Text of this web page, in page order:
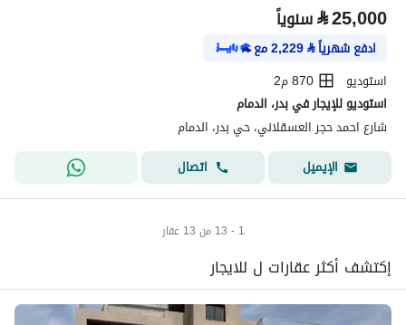
⃁25,000 سنوياً
ادفع شهرياً⃁
2,229مع
استوديو
870 م2
استوديو للإيجار في بدر، الدمام
شارع احمد حجر العسقلاني، حي بدر، الدمام
الإيميل
اتصال
1 - 13 من 13 عقار
إكتشف أكثر عقارات ل للايجار